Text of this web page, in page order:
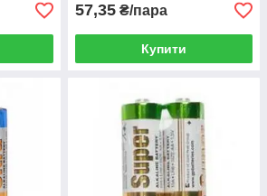
57,35 ₴/пара
Купити